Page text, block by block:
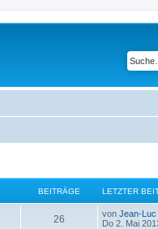
BEITRÄGE LETZTER
26 von Jean-Luc
Do 2. Mai